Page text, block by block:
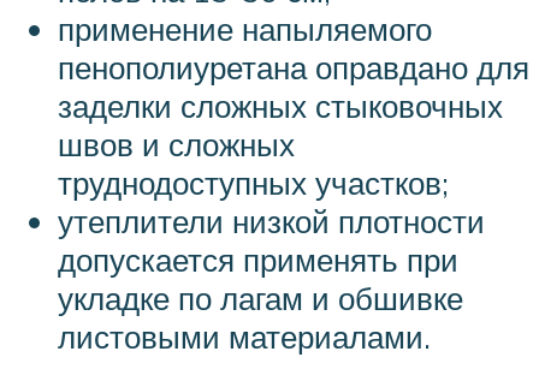
применение напыляемого
пенополиуретана оправдано для
заделки сложных стыковочных
швов и сложных
труднодоступных участков;
утеплители низкой плотности
допускается применять при
укладке по лагам и обшивке
листовыми материалами.